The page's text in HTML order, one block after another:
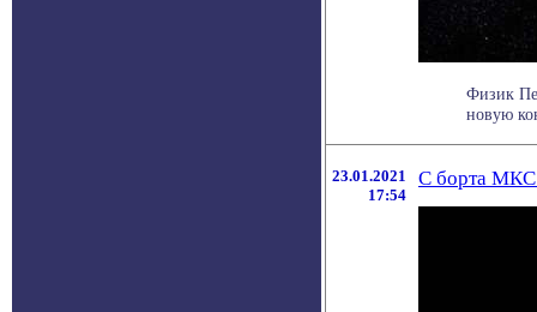
Физик
новую
23.01.2021
17:54
С борта МКС